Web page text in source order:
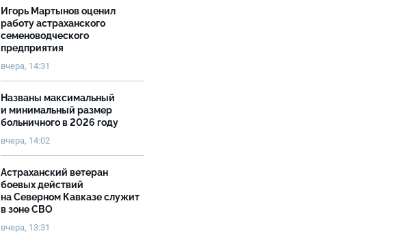
Игорь Мартынов оценил
работу астраханского
семеноводческого
предприятия
вчера, 14:31
Названы максимальный
и минимальный размер
больничного в 2026 году
вчера, 14:02
Астраханский ветеран
боевых действий
на Северном Кавказе служит
в зоне СВО
вчера, 13:31